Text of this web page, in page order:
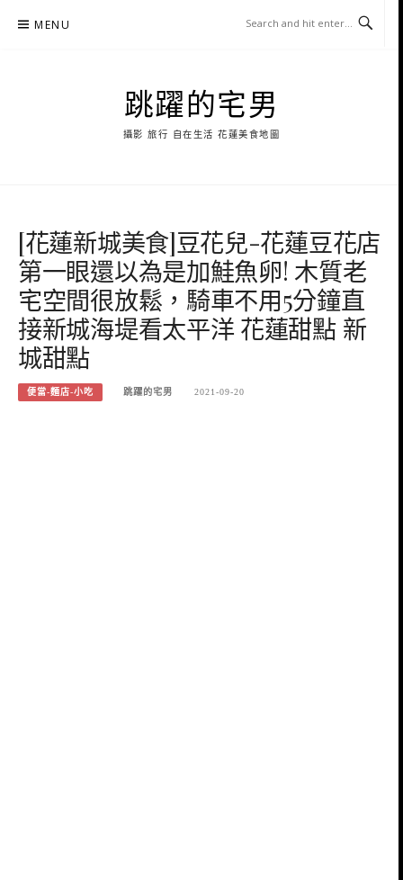
MENU
跳躍的宅男
攝影 旅行 自在生活 花蓮美食地圖
[花蓮新城美食]豆花兒-花蓮豆花店
第一眼還以為是加鮭魚卵! 木質老
宅空間很放鬆，騎車不用5分鐘直
接新城海堤看太平洋 花蓮甜點 新
城甜點
便當-麵店-小吃 跳躍的宅男 2021-09-20